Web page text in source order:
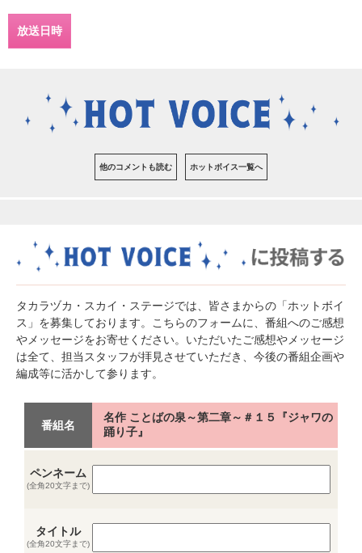
放送日時
他のコメントも読む ホットボイス一覧へ
タカラヅカ・スカイ・ステージでは、皆さまからの「ホットボイ
ス」を募集しております。こちらのフォームに、番組へのご感想
やメッセージをお寄せください。いただいたご感想やメッセージ
は全て、担当スタッフが拝見させていただき、今後の番組企画や
編成等に活かして参ります。
番組名
名作 ことばの泉～第二章～＃１５『ジャワの
踊り子』
ペンネーム
(全角20文字まで)
タイトル
(全角20文字まで)